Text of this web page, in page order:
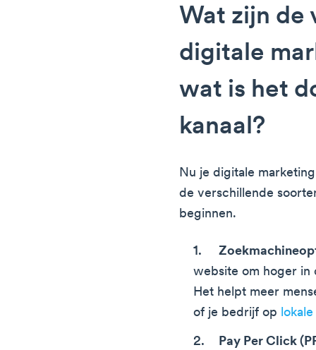
Wat zijn de
digitale
wat is het
kanaal?
Nu je digitale
de verschillende
beginnen.
website om hoger in
Het helpt meer
of je bedrijf op
Pay Per Click